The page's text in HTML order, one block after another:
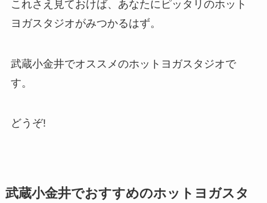
これさえ見ておけば、あなたにピッタリのホット
ヨガスタジオがみつかるはず。
武蔵小金井でオススメのホットヨガスタジオで
す。
どうぞ!
武蔵小金井でおすすめのホットヨガスタ